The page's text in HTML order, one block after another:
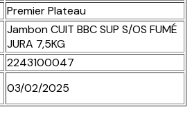
Premier Plateau
Jambon CUIT BBC SUP S/OS FUMÉ
JURA 7,5KG
2243100047
03/02/2025